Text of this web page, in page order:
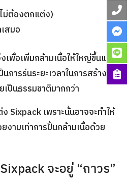
ม่ต้องตกแต่ง)
สมอ
พื่อเพิ่มกล้ามเนื้อให้ใหญ่ขึ้นและ
การร่นระยะเวลาในการสร้าง
ป็นธรรมชาติมากกว่า
Sixpack เพราะนั้นอาจจะทำให้
งามเท่าการปั้นกล้ามเนื้อด้วย
จะอยู่ “ถาวร”